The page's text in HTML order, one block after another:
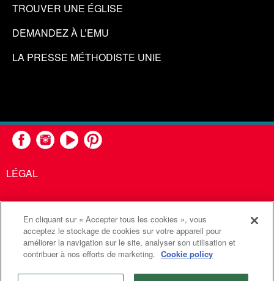
TROUVER UNE ÉGLISE
DEMANDEZ À L’EMU
LA PRESSE MÉTHODISTE UNIE
LÉGAL
United Methodist Communications est une agence de l'Église
Méthodiste Unie
Communications Méthodistes Unies. Tous droits
réservés
En cliquant sur « Accepter tous les cookies », vous
acceptez le stockage de cookies sur votre appareil pour
améliorer la navigation sur le site, analyser son utilisation et
contribuer à nos efforts de marketing. Cookie policy